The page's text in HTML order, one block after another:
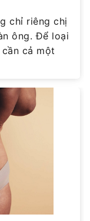
chỉ riêng chị
ông. Để loại
cả một